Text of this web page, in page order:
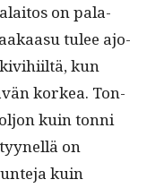
on pala­
tulee ajo­
kun
korkea. Ton­
kuin ton­ni
on
kuin